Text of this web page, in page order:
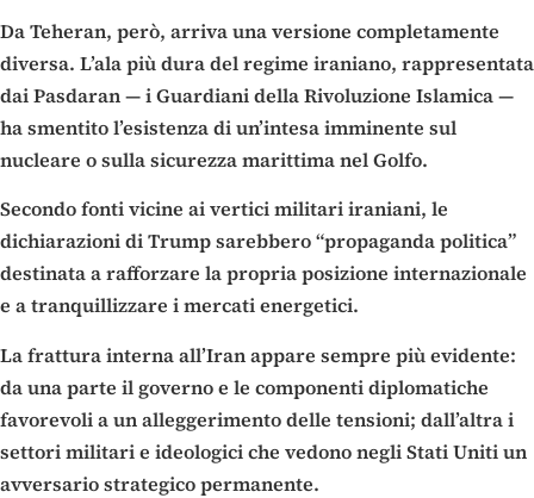
Da Teheran, però, arriva una versione completamente
diversa. L’ala più dura del regime iraniano, rappresentata
dai Pasdaran — i Guardiani della Rivoluzione Islamica —
ha smentito l’esistenza di un’intesa imminente sul
nucleare o sulla sicurezza marittima nel Golfo.
Secondo fonti vicine ai vertici militari iraniani, le
dichiarazioni di Trump sarebbero “propaganda politica”
destinata a rafforzare la propria posizione internazionale
e a tranquillizzare i mercati energetici.
La frattura interna all’Iran appare sempre più evidente:
da una parte il governo e le componenti diplomatiche
favorevoli a un alleggerimento delle tensioni; dall’altra i
settori militari e ideologici che vedono negli Stati Uniti un
avversario strategico permanente.